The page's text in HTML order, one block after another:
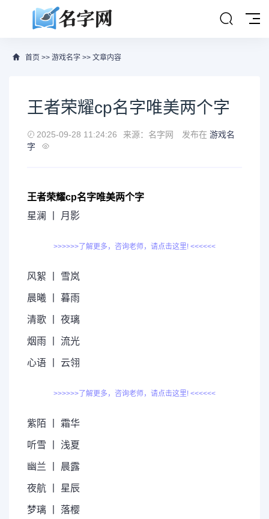
首页 >> 游戏名字 >> 文章内容
王者荣耀cp名字唯美两个字
2025-09-28 11:24:26 来源：名字网 发布在 游戏名
字
王者荣耀cp名字唯美两个字
星澜 丨 月影
>>>>>>了解更多，咨询老师，请点击这里! <<<<<<
风絮 丨 雪岚
晨曦 丨 暮雨
清歌 丨 夜璃
烟雨 丨 流光
心语 丨 云翎
>>>>>>了解更多，咨询老师，请点击这里! <<<<<<
紫陌 丨 霜华
听雪 丨 浅夏
幽兰 丨 晨露
夜航 丨 星辰
梦璃 丨 落樱